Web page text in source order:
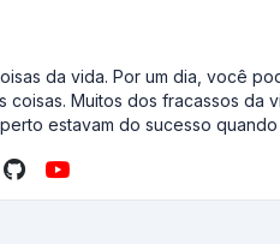
da vida. Por um dia, você
coisas. Muitos dos fracassos da
estavam do sucesso quando